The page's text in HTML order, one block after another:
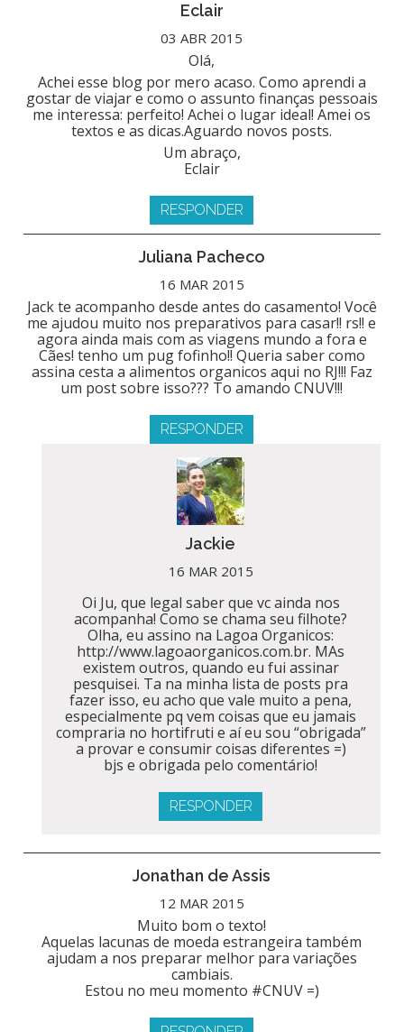
Eclair
03 ABR 2015
Olá,
Achei esse blog por mero acaso. Como aprendi a
gostar de viajar e como o assunto finanças pessoais
me interessa: perfeito! Achei o lugar ideal! Amei os
textos e as dicas.Aguardo novos posts.
Um abraço,
Eclair
RESPONDER
Juliana Pacheco
16 MAR 2015
Jack te acompanho desde antes do casamento! Você
me ajudou muito nos preparativos para casar!! rs!! e
agora ainda mais com as viagens mundo a fora e
Cães! tenho um pug fofinho!! Queria saber como
assina cesta a alimentos organicos aqui no RJ!!! Faz
um post sobre isso??? To amando CNUV!!!
RESPONDER
Jackie
16 MAR 2015
Oi Ju, que legal saber que vc ainda nos
acompanha! Como se chama seu filhote?
Olha, eu assino na Lagoa Organicos:
http://www.lagoaorganicos.com.br. MAs
existem outros, quando eu fui assinar
pesquisei. Ta na minha lista de posts pra
fazer isso, eu acho que vale muito a pena,
especialmente pq vem coisas que eu jamais
compraria no hortifruti e aí eu sou “obrigada”
a provar e consumir coisas diferentes =)
bjs e obrigada pelo comentário!
RESPONDER
Jonathan de Assis
12 MAR 2015
Muito bom o texto!
Aquelas lacunas de moeda estrangeira também
ajudam a nos preparar melhor para variações
cambiais.
Estou no meu momento #CNUV =)